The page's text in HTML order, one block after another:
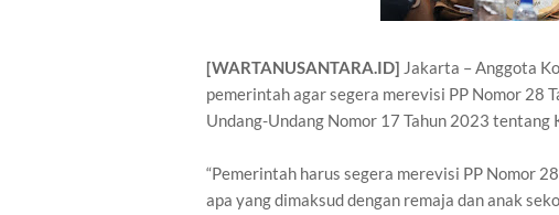
[WARTANUSANTARA.ID] Jakarta – Anggota
pemerintah agar segera merevisi PP Nomor 28
Undang-Undang Nomor 17 Tahun 2023 tentang
“Pemerintah harus segera merevisi PP Nomor
apa yang dimaksud dengan remaja dan anak